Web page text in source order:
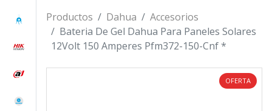
Productos Dahua
Accesorios
Bateria De Gel Dahua Para Paneles Solares
12Volt 150 Amperes Pfm372-150-Cnf *
OFERTA